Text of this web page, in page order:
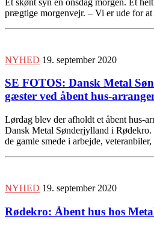
prægtige morgenvejr. – Vi er ude for
NYHED 19. september 2020
SE FOTOS: Dansk Metal
gæster ved åbent hus-
Lørdag blev der afholdt et åbent hus-
Dansk Metal Sønderjylland i Rødekro.
de gamle smede i arbejde,
NYHED 19. september 2020
Rødekro: Åbent hus hos